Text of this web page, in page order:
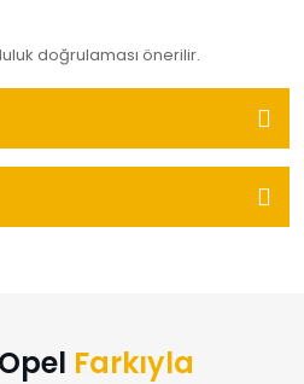
doğrulaması önerilir.
Farkıyla